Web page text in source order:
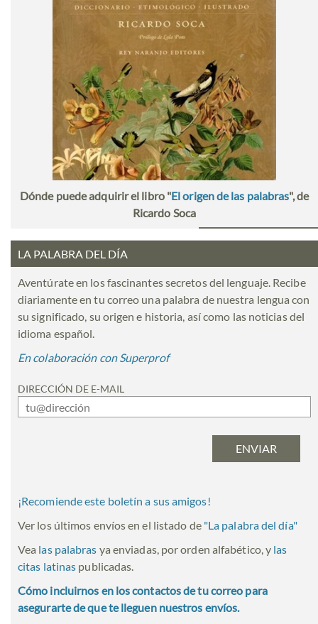
Dónde puede adquirir el libro "El origen de las palabras", de
Ricardo Soca
LA PALABRA DEL DÍA
Aventúrate en los fascinantes secretos del lenguaje. Recibe
diariamente en tu correo una palabra de nuestra lengua con
su significado, su origen e historia, así como las noticias del
idioma español.
En colaboración con Superprof
DIRECCIÓN DE E-MAIL
¡Recomiende este boletín a sus amigos!
Ver los últimos envíos en el listado de "La palabra del día"
Vea las palabras ya enviadas, por orden alfabético, y las
citas latinas publicadas.
Cómo incluirnos en los contactos de tu correo para
asegurarte de que te lleguen nuestros envíos.